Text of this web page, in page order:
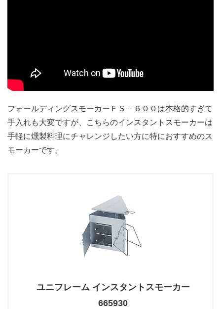
フォールディングスモーカーＦＳ－６００は本格的すぎて
手入れも大変ですが、こちらのインスタントスモーカーは
手軽に燻製料理にチャレンジしたい方に特におすすめのス
モーカーです。
ユニフレーム インスタントスモーカー
665930